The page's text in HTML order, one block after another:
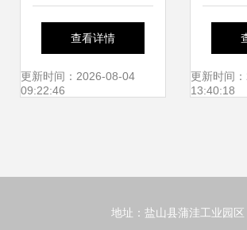
加工的行业须知与
绝缘法兰应用解析
查看详情
更新时间：2026-08-04
09:22:46
合金
用
更新时间
13:40:18
地址：盐山县蒲洼工业园区